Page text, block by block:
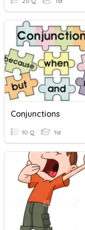
Conjunctions
10 Q 1st